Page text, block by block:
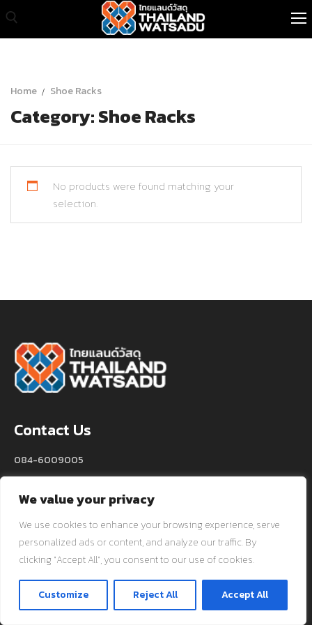
We value your privacy
We use cookies to enhance your browsing experience, serve
personalized ads or content, and analyze our traffic. By
clicking "Accept All", you consent to our use of cookies.
Customize Reject All Accept All
Skip
to
content
หน้าแรก
สินค้าทั้งหมด
บทความ
Home Shoe Racks
Category:Shoe Racks
No products were found matching your
selection.
Contact Us
084-6009005
thailandwatsadu@outlook.com
Quick Links
About Us
Wishlist
Privacy & Policies
Contact us
ติดต่อเรา